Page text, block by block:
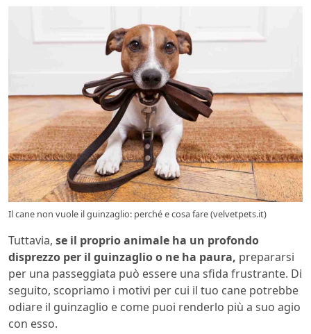
Il cane non vuole il guinzaglio: perché e cosa fare (velvetpets.it)
Tuttavia, se il proprio animale ha un profondo
disprezzo per il guinzaglio o ne ha paura, prepararsi
per una passeggiata può essere una sfida frustrante. Di
seguito, scopriamo i motivi per cui il tuo cane potrebbe
odiare il guinzaglio e come puoi renderlo più a suo agio
con esso.